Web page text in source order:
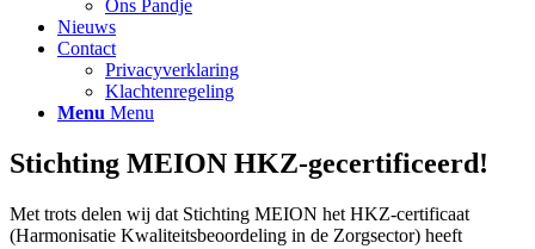
Ons Pandje
Nieuws
Contact
Privacyverklaring
Klachtenregeling
Menu Menu
Stichting MEION HKZ-gecertificeerd!
Met trots delen wij dat Stichting MEION het HKZ-certificaat
(Harmonisatie Kwaliteitsbeoordeling in de Zorgsector) heeft